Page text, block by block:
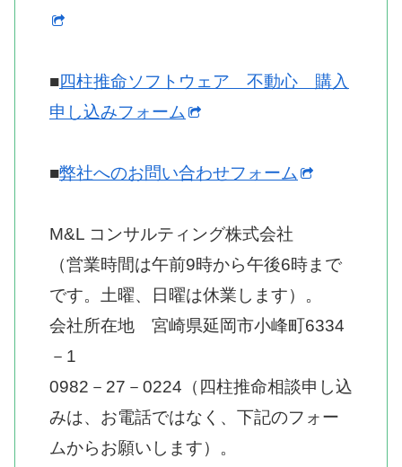
■四柱推命ソフトウェア 不動心 購入
申し込みフォーム
■弊社へのお問い合わせフォーム
M&L コンサルティング株式会社
（営業時間は午前9時から午後6時まで
です。土曜、日曜は休業します）。
会社所在地 宮崎県延岡市小峰町6334
－1
0982－27－0224（四柱推命相談申し込
みは、お電話ではなく、下記のフォー
ムからお願いします）。